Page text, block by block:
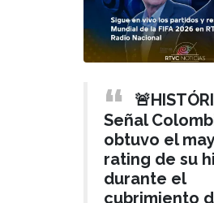
Señal
obtuvo el
rating de su
durante el
cubrimiento